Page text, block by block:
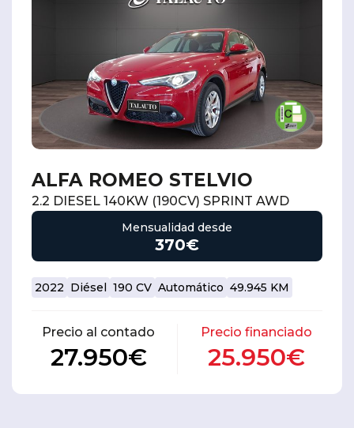
ALFA ROMEO STELVIO
2.2 DIESEL 140KW (190CV) SPRINT AWD
Mensualidad desde
370€
2022 Diésel 190 CV Automático 49.945 KM
Precio al contado
27.950€
Precio financiado
25.950€